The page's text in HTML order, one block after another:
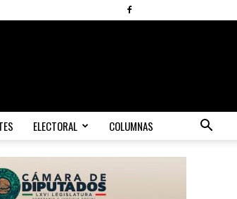
ELECTORAL COLUMNAS